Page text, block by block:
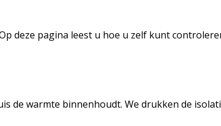
deze pagina leest u hoe u zelf kunt
de warmte binnenhoudt. We drukken de